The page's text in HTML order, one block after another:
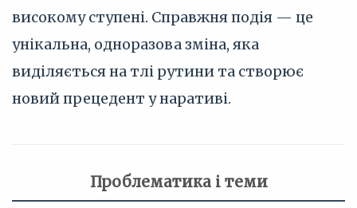
високому ступені. Справжня подія — це
унікальна, одноразова зміна, яка
виділяється на тлі рутини та створює
новий прецедент у наративі.
Проблематика і теми